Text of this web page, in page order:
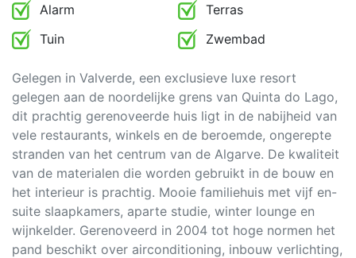
Alarm
Terras
Tuin
Zwembad
Gelegen in Valverde, een exclusieve luxe resort
gelegen aan de noordelijke grens van Quinta do Lago,
dit prachtig gerenoveerde huis ligt in de nabijheid van
vele restaurants, winkels en de beroemde, ongerepte
stranden van het centrum van de Algarve. De kwaliteit
van de materialen die worden gebruikt in de bouw en
het interieur is prachtig. Mooie familiehuis met vijf en-
suite slaapkamers, aparte studie, winter lounge en
wijnkelder. Gerenoveerd in 2004 tot hoge normen het
pand beschikt over airconditioning, inbouw verlichting,